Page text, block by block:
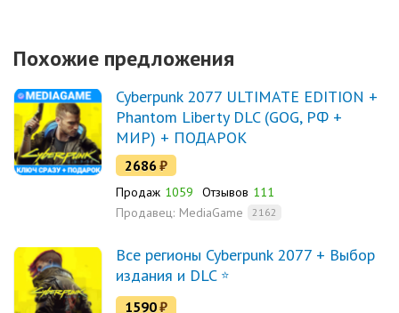
Похожие предложения
Cyberpunk 2077 ULTIMATE EDITION +
Phantom Liberty DLC (GOG, РФ +
МИР) + ПОДАРОК
2686₽
Продаж 1059 Отзывов 111
Продавец: MediaGame 2162
Все регионы Cyberpunk 2077 + Выбор
издания и DLC
1590₽